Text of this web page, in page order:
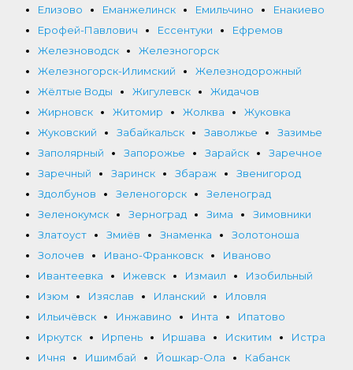
Елизово
Еманжелинск Емильчино
Енакиево
Ерофей-Павлович
Ессентуки
Ефремов
Железноводск
Железногорск
Железногорск-Илимский
Железнодорожный
Жёлтые Воды
Жигулевск
Жидачов
Жирновск
Житомир Жолква
Жуковка
Жуковский
Забайкальск Заволжье
Зазимье
Заполярный
Запорожье Зарайск
Заречное
Заречный
Заринск Збараж
Звенигород
Здолбунов
Зеленогорск
Зеленоград
Зеленокумск
Зерноград Зима
Зимовники
Златоуст
Змиёв Знаменка
Золотоноша
Золочев
Ивано-Франковск
Иваново
Ивантеевка
Ижевск Измаил
Изобильный
Изюм
Изяслав Иланский
Иловля
Ильичёвск
Инжавино Инта
Ипатово
Иркутск
Ирпень Иршава Искитим
Истра
Ичня
Ишимбай Йошкар-Ола
Кабанск